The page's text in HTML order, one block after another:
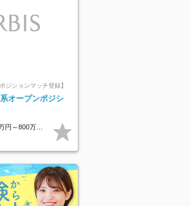
ジションマッチ登録】
オープンポジシ
も目安の金額であり、 選考を通じて上下する可能性があります。